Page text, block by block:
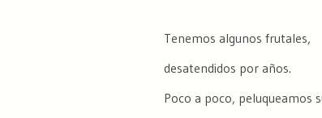
Tenemos algunos frutales,
desatendidos por años.
Poco a poco, peluqueamos